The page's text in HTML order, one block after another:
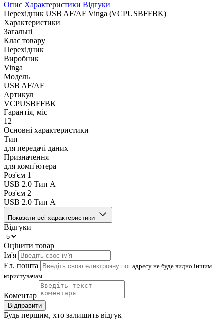
Опис Характеристики Відгуки
Перехідник USB AF/AF Vinga (VCPUSBFFBK)
Характеристики
Загальні
Клас товару
Перехідник
Виробник
Vinga
Модель
USB AF/AF
Артикул
VCPUSBFFBK
Гарантія, міс
12
Основні характеристики
Тип
для передачі даних
Призначення
для комп'ютера
Роз'єм 1
USB 2.0 Тип A
Роз'єм 2
USB 2.0 Тип A
Показати всі характеристики
Відгуки
Оцінити товар
Ім'я
Ел. пошта
адресу не буде видно іншим
користувачам
Коментар
Відправити
Будь першим, хто залишить відгук